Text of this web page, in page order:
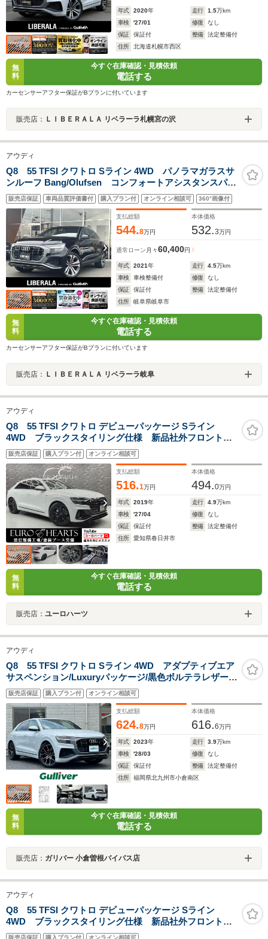
年式 2020年 走行 1.5万km
車検
'27/01 修復
なし
保証
保証付 整備
法定整備付
住所
北海道札幌市西区
無
料
今すぐ在庫確認・見積依頼
電話する
カーセンサーアフター保証がBプランに付いています
販売店： ＬＩＢＥＲＡＬＡ リベラーラ札幌宮の沢
アウディ
Q8 55 TFSI クワトロ Sライン 4WD パノラマガラスサ
ンルーフ Bang/Olufsen コンフォートアシスタンスパッ
ケージ アクティブクルーズコントロール レーンキー
ピングアシスト 360度ビューカメラ AppleCarPlay
アンビエントライト
販売店保証 車両品質評価書付 購入プラン付 オンライン相談可 360°画像付
支払総額
544.8万円
本体価格
532.3万円
通常ローン 月々60,400円
年式 2021年 走行 4.5万km
車検
車検整備付 修復
なし
保証
保証付 整備
法定整備付
住所
岐阜県岐阜市
無
料
今すぐ在庫確認・見積依頼
電話する
カーセンサーアフター保証がBプランに付いています
販売店： ＬＩＢＥＲＡＬＡ リベラーラ岐阜
アウディ
Q8 55 TFSI クワトロ デビューパッケージ Sライン
4WD ブラックスタイリング仕様 新品社外フロントス
ポイラー 新品社外リアディフューザー ブラックペイ
ント純正22インチAW ブラックエンブレム 地デジ
TV 黒ハーフレザー 360度カメラ リアエアコン
販売店保証 購入プラン付 オンライン相談可
支払総額
516.1万円
本体価格
494.0万円
年式 2019年 走行 4.9万km
車検
'27/04 修復
なし
保証
保証付 整備
法定整備付
住所
愛知県春日井市
無
料
今すぐ在庫確認・見積依頼
電話する
販売店： ユーロハーツ
アウディ
Q8 55 TFSI クワトロ Sライン 4WD アダプティブエア
サスペンション/Luxuryパッケージ/黒色ボルテラレザーシ
ート/パノラマサンルーフ/前席マッサージ機
能/BANG&OLUFSENサウンド/純正赤色キャリパー/サラ
ウンドビューカメラ
販売店保証 購入プラン付 オンライン相談可
支払総額
624.8万円
本体価格
616.6万円
年式 2023年 走行 3.9万km
車検
'28/03 修復
なし
保証
保証付 整備
法定整備付
住所
福岡県北九州市小倉南区
無
料
今すぐ在庫確認・見積依頼
電話する
販売店： ガリバー 小倉曽根バイパス店
アウディ
Q8 55 TFSI クワトロ デビューパッケージ Sライン
4WD ブラックスタイリング仕様 新品社外フロントス
ポイラー 新品社外リアディフューザー ブラックペイ
販売店保証 購入プラン付 オンライン相談可